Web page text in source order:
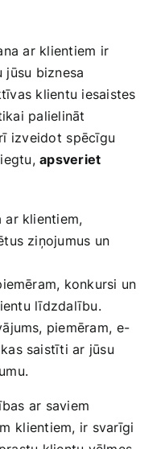
ar ‍klientiem‍ ir
jūsu biznesa
klientu iesaistes
palielināt
​izveidot ⁤spēcīgu
apsveriet
ar klientiem,
ziņojumus un
konkursi‍ un⁢
līdzdalību.
piemēram,⁤ e-
​saistīti ar jūsu
ar saviem⁣
⁤klientiem, ir svarīgi⁢